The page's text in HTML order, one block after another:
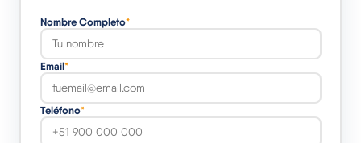
Nombre Completo*
Email*
Teléfono*